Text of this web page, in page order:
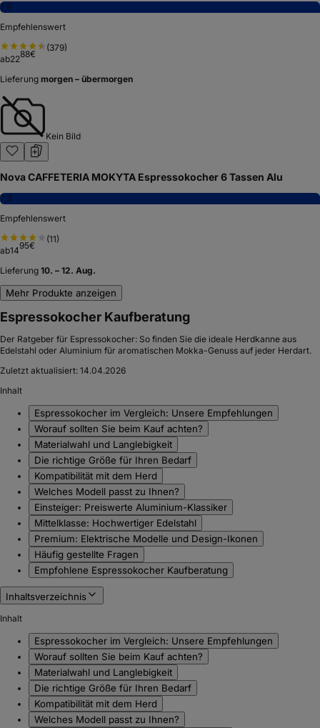
7,9
Empfehlenswert
(379)
ab2288€
Lieferung morgen – übermorgen
Kein Bild
Nova CAFFETERIA MOKYTA Espressokocher 6 Tassen Alu
7,3
Empfehlenswert
(11)
ab1495€
Lieferung 10. – 12. Aug.
Mehr Produkte anzeigen
Espressokocher Kaufberatung
Der Ratgeber für Espressokocher: So finden Sie die ideale Herdkanne aus
Edelstahl oder Aluminium für aromatischen Mokka-Genuss auf jeder Herdart.
Zuletzt aktualisiert: 14.04.2026
Inhalt
Espressokocher im Vergleich: Unsere Empfehlungen
Worauf sollten Sie beim Kauf achten?
Materialwahl und Langlebigkeit
Die richtige Größe für Ihren Bedarf
Kompatibilität mit dem Herd
Welches Modell passt zu Ihnen?
Einsteiger: Preiswerte Aluminium-Klassiker
Mittelklasse: Hochwertiger Edelstahl
Premium: Elektrische Modelle und Design-Ikonen
Häufig gestellte Fragen
Empfohlene Espressokocher Kaufberatung
Inhaltsverzeichnis
Inhalt
Espressokocher im Vergleich: Unsere Empfehlungen
Worauf sollten Sie beim Kauf achten?
Materialwahl und Langlebigkeit
Die richtige Größe für Ihren Bedarf
Kompatibilität mit dem Herd
Welches Modell passt zu Ihnen?